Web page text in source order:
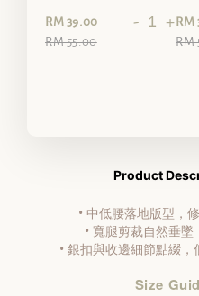
RM 39.00
RM 55.00
- + RM
RM
Product
• 中低腰落地版型，
• 寬腿剪裁自然垂
• 銀扣與收邊細節點綴
Size